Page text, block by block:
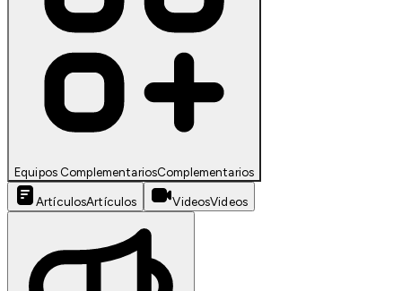
Equipos ComplementariosComplementarios
ArtículosArtículos VideosVideos